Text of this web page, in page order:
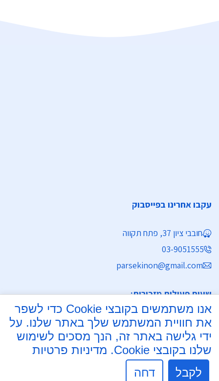
עקבו אחרינו בפייסבוק
חובבי ציון 37, פתח תקווה
03-9051555
parsekinon@gmail.com
שעות פעילות מזכירות:
ימים א' - ה' 8:30 - 16:30
מחלקת נישואין
ימים א', ב', ד', ה' 8:00 - 15:30
יום ג' 8:00 - 17:30 רצוף
אנו משתמשים בקובצי Cookie כדי לשפר
את חוויית המשתמש שלך באתר שלנו. על
ידי גלישה באתר זה, הנך מסכים לשימוש
שלנו בקובצי Cookie.
מדיניות פרטיות
לקבל
דחה